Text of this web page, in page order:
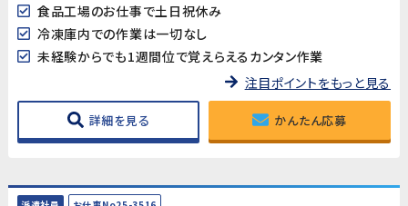
食品工場のお仕事で土日祝休み
冷凍庫内での作業は一切なし
未経験からでも1週間位で覚えらえるカンタン作業
注目ポイントをもっと見る
詳細を見る かんたん応募